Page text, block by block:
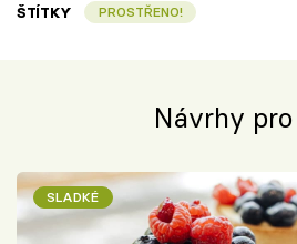
ŠTÍTKY PROSTŘENO!
Návrhy
SLADKÉ